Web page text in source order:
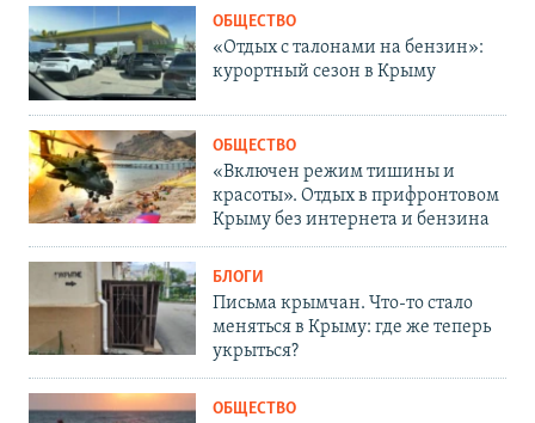
ОБЩЕСТВО
«Отдых с талонами на бензин»:
курортный сезон в Крыму
ОБЩЕСТВО
«Включен режим тишины и
красоты». Отдых в прифронтовом
Крыму без интернета и бензина
БЛОГИ
Письма крымчан. Что-то стало
меняться в Крыму: где же теперь
укрыться?
ОБЩЕСТВО